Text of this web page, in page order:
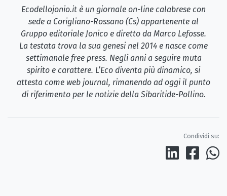
Ecodellojonio.it è un giornale on-line calabrese con
sede a Corigliano-Rossano (Cs) appartenente al
Gruppo editoriale Jonico e diretto da Marco Lefosse.
La testata trova la sua genesi nel 2014 e nasce come
settimanale free press. Negli anni a seguire muta
spirito e carattere. L’Eco diventa più dinamico, si
attesta come web journal, rimanendo ad oggi il punto
di riferimento per le notizie della Sibaritide-Pollino.
Condividi su: